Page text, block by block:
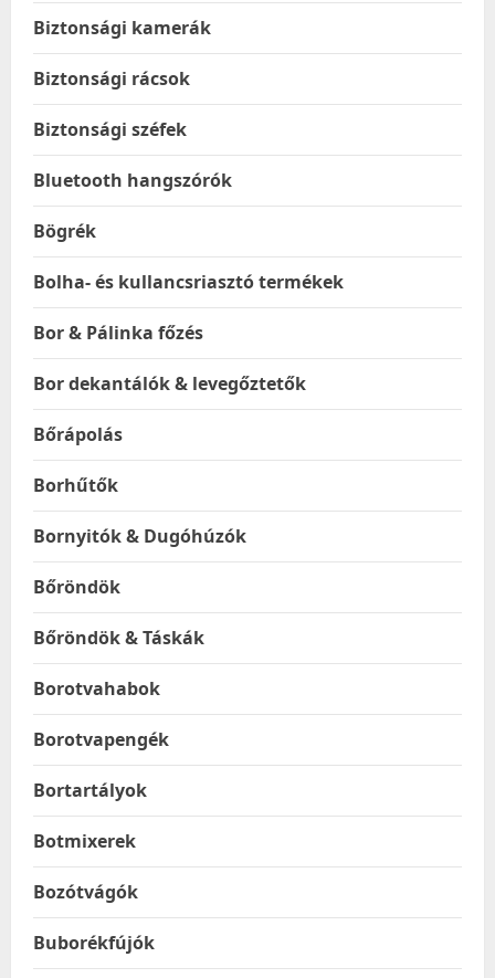
Biztonsági kamerák
Biztonsági rácsok
Biztonsági széfek
Bluetooth hangszórók
Bögrék
Bolha- és kullancsriasztó termékek
Bor & Pálinka főzés
Bor dekantálók & levegőztetők
Bőrápolás
Borhűtők
Bornyitók & Dugóhúzók
Bőröndök
Bőröndök & Táskák
Borotvahabok
Borotvapengék
Bortartályok
Botmixerek
Bozótvágók
Buborékfújók